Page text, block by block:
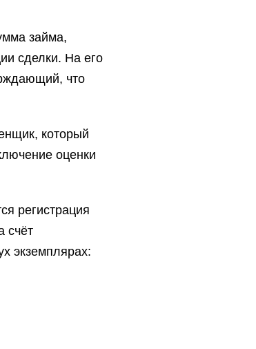
займа,
сделки. На его
что
который
оценки
регистрация
счёт
экземплярах: